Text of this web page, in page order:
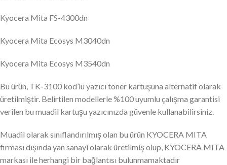
Kyocera Mita FS-4300dn
Kyocera Mita Ecosys M3040dn
Kyocera Mita Ecosys M3540dn
Bu ürün, TK-3100 kod’lu yazıcı toner kartuşuna alternatif olarak
üretilmiştir. Belirtilen modellerle %100 uyumlu çalışma garantisi
verilen bu muadil kartuşu yazıcınızda güvenle kullanabilirsiniz.
Muadil olarak sınıflandırılmış olan bu ürün KYOCERA MITA
firması dışında yan sanayi olarak üretilmiş olup, KYOCERA MITA
markası ile herhangi bir bağlantısı bulunmamaktadır